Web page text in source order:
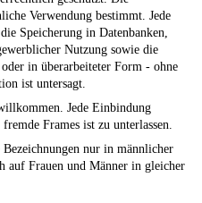
Verwendung bestimmt. Jede
Speicherung in Datenbanken,
Nutzung sowie die
in überarbeiteter Form - ohne
ist untersagt.
Jede Einbindung
Frames ist zu unterlassen.
nur in männlicher
auf Frauen und Männer in gleicher